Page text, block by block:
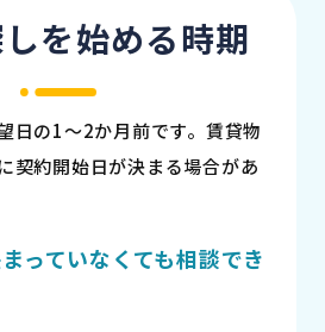
を始める時期
日の1〜2か月前です。賃貸物
契約開始日が決まる場合があ
っていなくても相談でき